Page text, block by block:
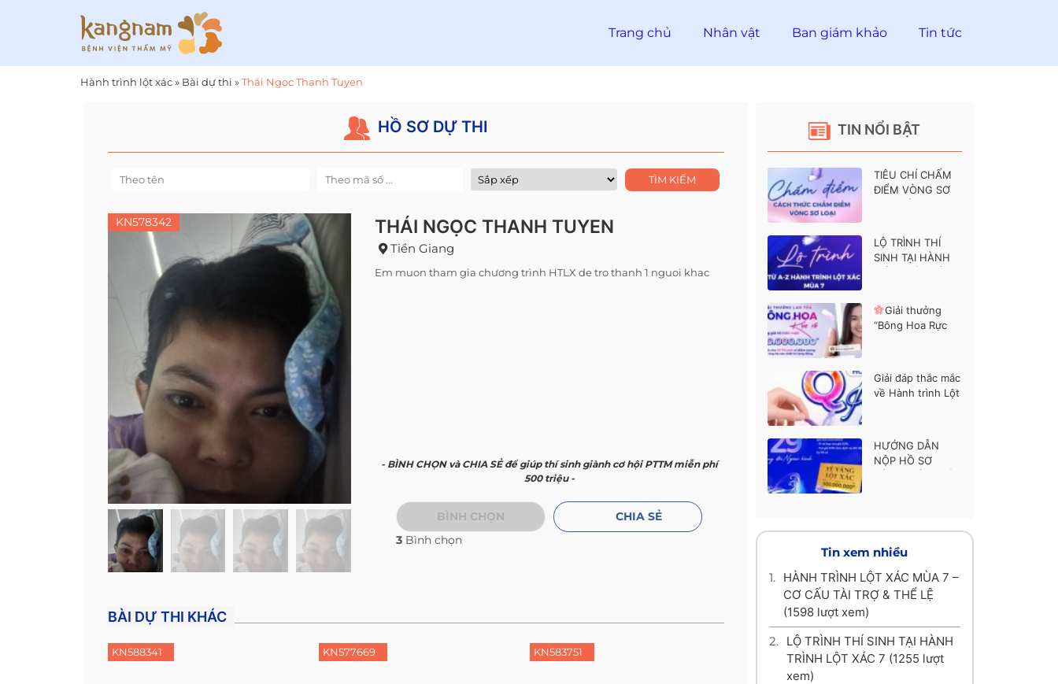
Trang chủ Nhân vật Ban giám khảo Tin tức
Hành trình lột xác» Bài dự thi »Thái Ngọc Thanh Tuyen
TIN NỔI BẬT
TIÊU CHÍ CHẤM
ĐIỂM VÒNG SƠ
LỘ TRÌNH THÍ
SINH TẠI HÀNH
Giải thưởng
“Bông Hoa Rực
Giải đáp thắc mắc
về Hành trình Lột
HƯỚNG DẪN
NỘP HỒ SƠ
Tin xem nhiều
1.
HÀNH TRÌNH LỘT XÁC MÙA 7 –
CƠ CẤU TÀI TRỢ & THỂ LỆ
(1598 lượt xem)
2.
LỘ TRÌNH THÍ SINH TẠI HÀNH
TRÌNH LỘT XÁC 7 (1255 lượt
xem)
HỒ SƠ DỰ THI
KN578342 THÁI NGỌC THANH TUYEN
Tiền Giang
Em muon tham gia chương trình HTLX de tro thanh 1 nguoi khac
- BÌNH CHỌN và CHIA SẺ để giúp thí sinh giành cơ hội PTTM miễn phí
500 triệu -
BÌNH CHỌN
3Bình chọn
CHIA SẺ
BÀI DỰ THI KHÁC
KN588341 KN577669 KN583751